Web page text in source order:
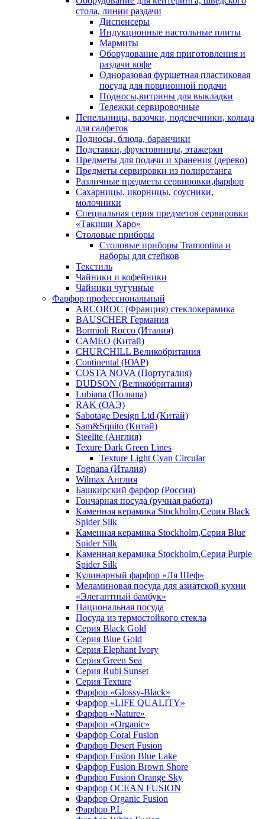
стола, линии раздачи
Диспенсеры
Индукционные настольные плиты
Мармиты
Оборудование для приготовления и
раздачи кофе
Одноразовая фуршетная пластиковая
посуда для порционной подачи
Подносы,витрины для выкладки
Тележки сервировочные
Пепельницы, вазочки, подсвечники, кольца
для салфеток
Подносы, блюда, баранчики
Подставки, фруктовницы, этажерки
Предметы для подачи и хранения (дерево)
Предметы сервировки из полиротанга
Различные предметы сервировки,фарфор
Сахарницы, икорницы, соусники,
молочники
Специальная серия предметов сервировки
«Такиши Харо»
Столовые приборы
Столовые приборы Trаmоntina и
наборы для стейков
Текстиль
Чайники и кофейники
Чайники чугунные
Фарфор профессиональный
ARCOROC (Франция) стеклокерамика
BAUSCHER Германия
Bormioli Rocco (Италия)
CAMEO (Китай)
CHURCHILL Великобритания
Continental (ЮАР)
COSTA NOVA (Португалия)
DUDSON (Великобритания)
Lubiana (Польша)
RAK (ОАЭ)
Sabotage Design Ltd (Китай)
Sam&Squito (Китай)
Steelite (Англия)
Texure Dark Green Lines
Texture Light Cyan Circular
Tognana (Италия)
Wilmax Англия
Башкирский фарфор (Россия)
Гончарная посуда (ручная работа)
Каменная керамика Stockholm,Серия Black
Spider Silk
Каменная керамика Stockholm,Серия Blue
Spider Silk
Каменная керамика Stockholm,Серия Purple
Spider Silk
Кулинарный фарфор «Ля Шеф»
Меламиновая посуда для азиатской кухни
«Элегантный бамбук»
Национальная посуда
Посуда из термостойкого стекла
Серия Black Gold
Серия Blue Gold
Серия Elephant Ivory
Серия Green Sea
Серия Rubi Sunset
Серия Texture
Фарфор «Glossy-Black»
Фарфор «LIFE QUALITY»
Фарфор «Nature»
Фарфор «Organic»
Фарфор Coral Fusion
Фарфор Desert Fusion
Фарфор Fusion Blue Lake
Фарфор Fusion Brown Shore
Фарфор Fusion Orange Sky
Фарфор OCEAN FUSION
Фарфор Organic Fusion
Фарфор P.L